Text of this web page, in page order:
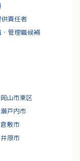
責任者
管理職候補
岡山市東区
瀬戸内市
倉敷市
井原市